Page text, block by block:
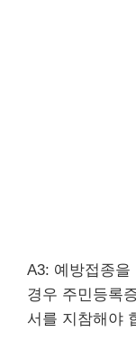
A3: 예방접종을
경우 주민등록
서를 지참해야